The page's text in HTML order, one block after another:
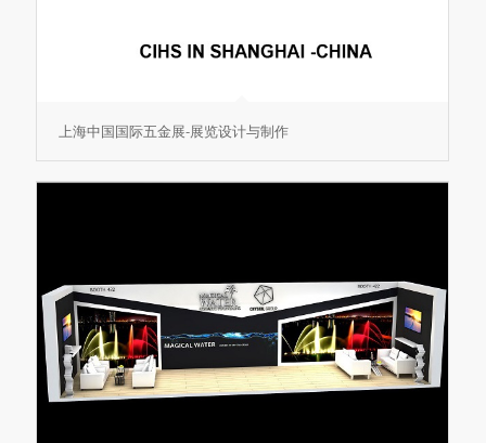
上海中国国际五金展-展览设计与制作